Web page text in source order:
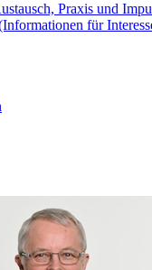
Praxis und
für